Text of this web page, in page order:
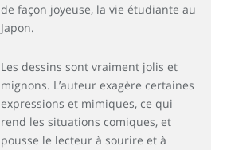
de façon joyeuse, la vie étudiante au
Japon.
Les dessins sont vraiment jolis et
mignons. L’auteur exagère certaines
expressions et mimiques, ce qui
rend les situations comiques, et
pousse le lecteur à sourire et à